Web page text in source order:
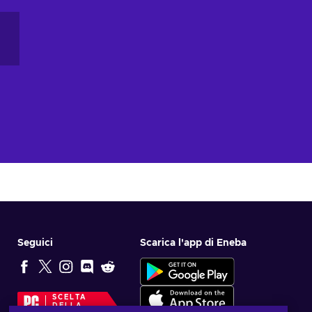
Seguici
SCELTA
DELLA
Scarica l'app di Eneba